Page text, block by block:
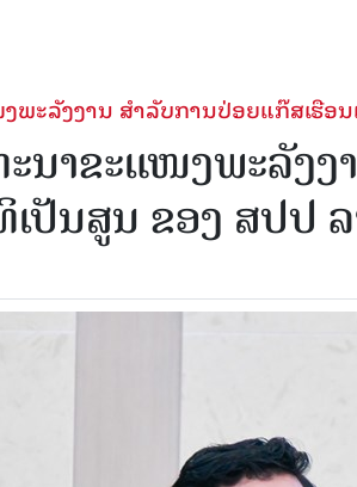
ະລັງງານ ສໍາລັບການປ່ອຍແກ໊ສເຮືອ
ນາຂະແໜງພະລັງງ
ປັນສູນ ຂອງ ສປປ